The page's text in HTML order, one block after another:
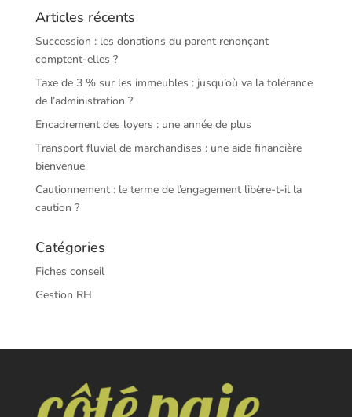
Articles récents
Succession : les donations du parent renonçant
comptent-elles ?
Taxe de 3 % sur les immeubles : jusqu’où va la tolérance
de l’administration ?
Encadrement des loyers : une année de plus
Transport fluvial de marchandises : une aide financière
bienvenue
Cautionnement : le terme de l’engagement libère-t-il la
caution ?
Catégories
Fiches conseil
Gestion RH